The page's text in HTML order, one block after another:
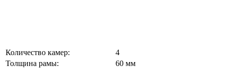
Количество камер:
4
Толщина рамы:
60 мм